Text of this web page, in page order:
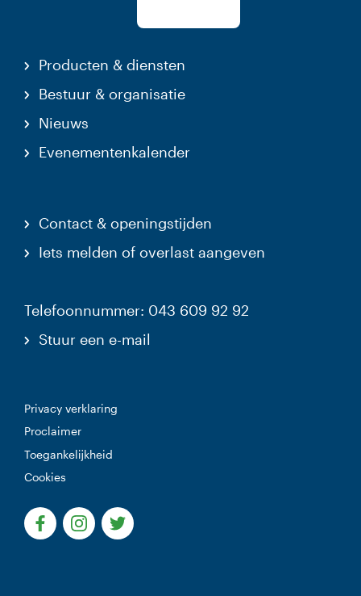
Producten & diensten
Bestuur & organisatie
Nieuws
Evenementenkalender
Contact & openingstijden
Iets melden of overlast aangeven
Telefoonnummer: 043 609 92 92
Stuur een e-mail
Privacy verklaring
Proclaimer
Toegankelijkheid
Cookies
(Deze link gaat naar een externe website)
(Deze link gaat naar een externe website)
(Deze link gaat naar een externe